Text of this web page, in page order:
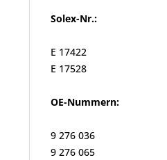
Solex-Nr.:
E 17422
E 17528
OE-Nummern:
9 276 036
9 276 065